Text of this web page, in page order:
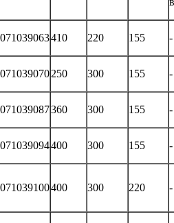
410 220 155 -
250 300 155 -
360 300 155 -
400 300 155 -
400 300 220 -